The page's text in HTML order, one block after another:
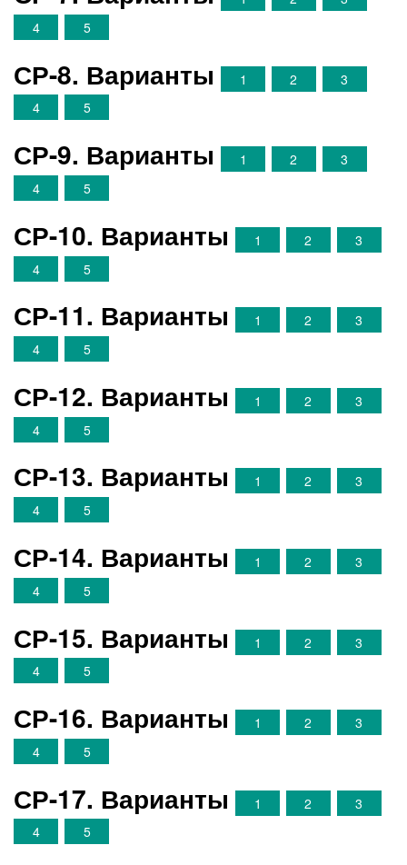
4
5
СР-8. Варианты 1 2
3
4
5
СР-9. Варианты 1 2
3
4
5
СР-10. Варианты 1 2
3
4
5
СР-11. Варианты 1 2
3
4
5
СР-12. Варианты 1 2
3
4
5
СР-13. Варианты 1 2
3
4
5
СР-14. Варианты 1 2
3
4
5
СР-15. Варианты 1 2
3
4
5
СР-16. Варианты 1 2
3
4
5
СР-17. Варианты 1 2
3
4
5